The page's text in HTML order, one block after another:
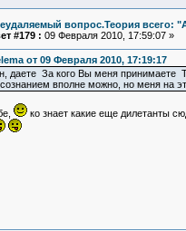
вопрос.Теория всего:
#179 : 09 Февраля 2010, 17:59:07 »
от 09 Февраля 2010, 17:19:17
даете За кого Вы меня принимаете
вполне можно, но меня на
ко знает какие еще дилетанты